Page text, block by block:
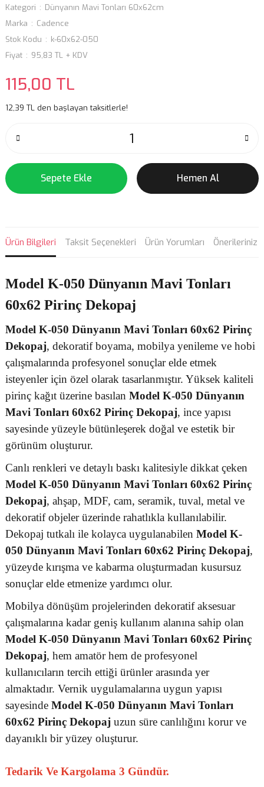
Kategori
Dünyanın Mavi Tonları 60x62cm
Marka
Cadence
Stok Kodu
k-60x62-050
Fiyat
95,83 TL + KDV
115,00 TL
12,39 TL den başlayan taksitlerle!
Sepete Ekle Hemen Al
Ürün Bilgileri Taksit Seçenekleri Ürün Yorumları Önerileriniz
Model K-050 Dünyanın Mavi Tonları
60x62 Pirinç Dekopaj
Model K-050 Dünyanın Mavi Tonları 60x62 Pirinç
Dekopaj, dekoratif boyama, mobilya yenileme ve hobi
çalışmalarında profesyonel sonuçlar elde etmek
isteyenler için özel olarak tasarlanmıştır. Yüksek kaliteli
pirinç kağıt üzerine basılan Model K-050 Dünyanın
Mavi Tonları 60x62 Pirinç Dekopaj, ince yapısı
sayesinde yüzeyle bütünleşerek doğal ve estetik bir
görünüm oluşturur.
Canlı renkleri ve detaylı baskı kalitesiyle dikkat çeken
Model K-050 Dünyanın Mavi Tonları 60x62 Pirinç
Dekopaj, ahşap, MDF, cam, seramik, tuval, metal ve
dekoratif objeler üzerinde rahatlıkla kullanılabilir.
Dekopaj tutkalı ile kolayca uygulanabilen Model K-
050 Dünyanın Mavi Tonları 60x62 Pirinç Dekopaj,
yüzeyde kırışma ve kabarma oluşturmadan kusursuz
sonuçlar elde etmenize yardımcı olur.
Mobilya dönüşüm projelerinden dekoratif aksesuar
çalışmalarına kadar geniş kullanım alanına sahip olan
Model K-050 Dünyanın Mavi Tonları 60x62 Pirinç
Dekopaj, hem amatör hem de profesyonel
kullanıcıların tercih ettiği ürünler arasında yer
almaktadır. Vernik uygulamalarına uygun yapısı
sayesinde Model K-050 Dünyanın Mavi Tonları
60x62 Pirinç Dekopaj uzun süre canlılığını korur ve
dayanıklı bir yüzey oluşturur.
Tedarik Ve Kargolama 3 Gündür.